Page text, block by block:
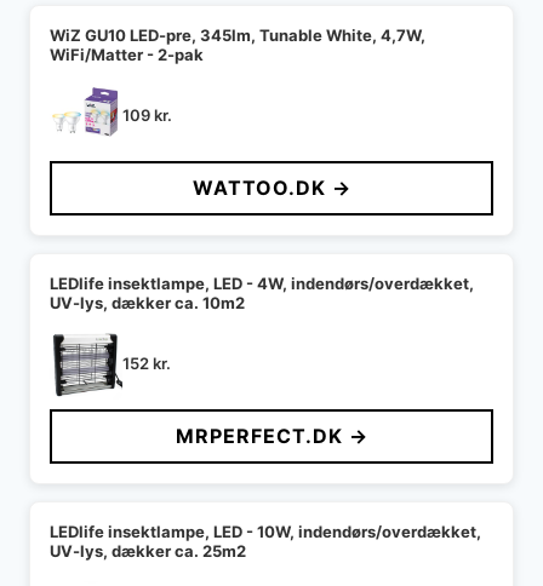
WiZ GU10 LED-pre, 345lm, Tunable White, 4,7W,
WiFi/Matter - 2-pak
109kr.
WATTOO.DK →
LEDlife insektlampe, LED - 4W, indendørs/overdækket,
UV-lys, dækker ca. 10m2
152kr.
MRPERFECT.DK →
LEDlife insektlampe, LED - 10W, indendørs/overdækket,
UV-lys, dækker ca. 25m2